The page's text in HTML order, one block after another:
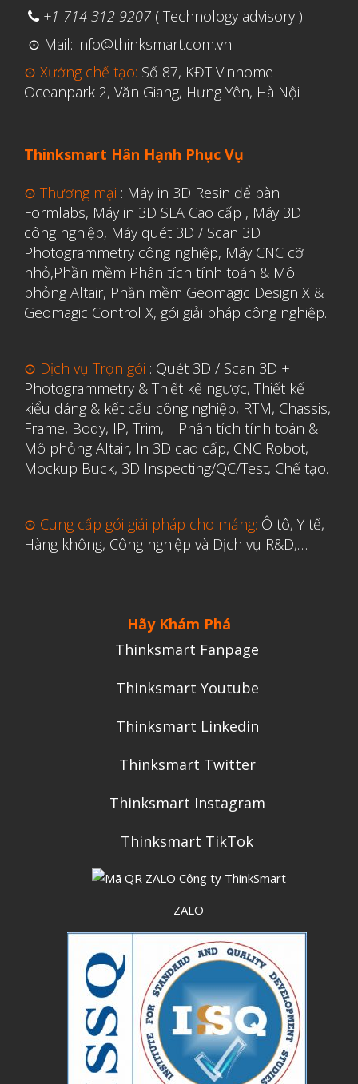
Tháng Ba 2019
Aerospace
Automotive
Fuse 1
Giải pháp ô tô
in 3d cao cấp
Máy in 3D để bàn Formlabs U.S.
Mô phỏng
Triển khai
Vật liệu
Y Tế
+1 714 312 9207 ( Technology advisory )
⊙ Mail: info@thinksmart.com.vn
⊙ Xưởng chế tạo: Số 87, KĐT Vinhome
Oceanpark 2, Văn Giang, Hưng Yên, Hà Nội
Thinksmart Hân Hạnh Phục Vụ
⊙ Thương mại : Máy in 3D Resin để bàn
Formlabs, Máy in 3D SLA Cao cấp , Máy 3D
công nghiệp, Máy quét 3D / Scan 3D
Photogrammetry công nghiệp, Máy CNC cỡ
nhỏ,Phần mềm Phân tích tính toán & Mô
phỏng Altair, Phần mềm Geomagic Design X &
Geomagic Control X, gói giải pháp công nghiệp.
⊙ Dịch vụ Trọn gói : Quét 3D / Scan 3D +
Photogrammetry & Thiết kế ngược, Thiết kế
kiểu dáng & kết cấu công nghiệp, RTM, Chassis,
Frame, Body, IP, Trim,… Phân tích tính toán &
Mô phỏng Altair, In 3D cao cấp, CNC Robot,
Mockup Buck, 3D Inspecting/QC/Test, Chế tạo.
⊙ Cung cấp gói giải pháp cho mảng: Ô tô, Y tế,
Hàng không, Công nghiệp và Dịch vụ R&D,…
Hãy Khám Phá
Thinksmart Fanpage
Thinksmart Youtube
Thinksmart Linkedin
Thinksmart Twitter
Thinksmart Instagram
Thinksmart TikTok
ZALO